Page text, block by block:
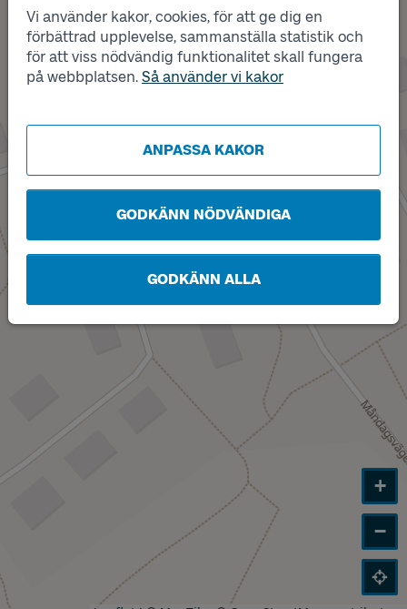
Vi använder kakor, cookies, för att ge dig en
förbättrad upplevelse, sammanställa statistik och
för att viss nödvändig funktionalitet skall fungera
på webbplatsen. Så använder vi kakor
ANPASSA KAKOR
GODKÄNN NÖDVÄNDIGA
GODKÄNN ALLA
Läge
A
+
−